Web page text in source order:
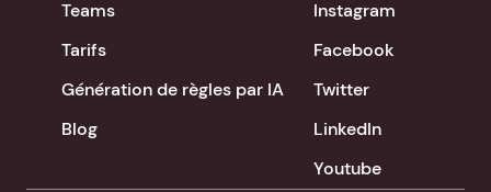
Teams
Tarifs
Génération de règles par IA
Blog
Instagram
Facebook
Twitter
LinkedIn
Youtube